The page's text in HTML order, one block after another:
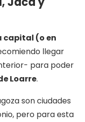
capital (o en
llegar
para poder
Loarre.
son ciudades
pero para esta